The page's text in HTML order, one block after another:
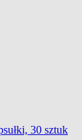
30 sztuk